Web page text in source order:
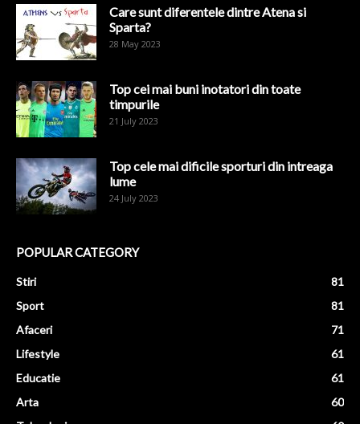
Care sunt diferentele dintre Atena si
Sparta?
28 May 2023
Top cei mai buni inotatori din toate
timpurile
21 July 2023
Top cele mai dificile sporturi din intreaga
lume
24 July 2023
POPULAR CATEGORY
Stiri
81
Sport
81
Afaceri
71
Lifestyle
61
Educatie
61
Arta
60